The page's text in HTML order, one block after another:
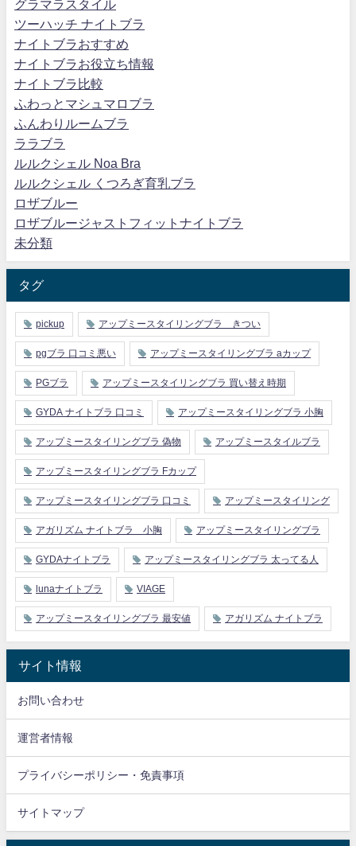
グラマラスタイル
ツーハッチ ナイトブラ
ナイトブラおすすめ
ナイトブラお役立ち情報
ナイトブラ比較
ふわっとマシュマロブラ
ふんわりルームブラ
ララブラ
ルルクシェル Noa Bra
ルルクシェル くつろぎ育乳ブラ
ロザブルー
ロザブルージャストフィットナイトブラ
未分類
タグ
pickup アップミースタイリングブラ きつい
pgブラ 口コミ悪い アップミースタイリングブラ aカップ
PGブラ アップミースタイリングブラ 買い替え時期
GYDA ナイトブラ 口コミ アップミースタイリングブラ 小胸
アップミースタイリングブラ 偽物 アップミースタイルブラ
アップミースタイリングブラ Fカップ
アップミースタイリングブラ 口コミ アップミースタイリング
アガリズム ナイトブラ 小胸 アップミースタイリングブラ
GYDAナイトブラ アップミースタイリングブラ 太ってる人
lunaナイトブラ VIAGE
アップミースタイリングブラ 最安値 アガリズム ナイトブラ
サイト情報
お問い合わせ
運営者情報
プライバシーポリシー・免責事項
サイトマップ